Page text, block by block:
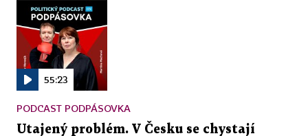
55:23
PODCAST PODPÁSOVKA
Utajený problém. V Česku se chystají